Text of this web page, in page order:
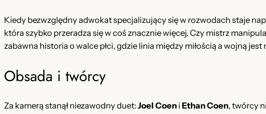
w
o
ć
Kiedy bezwzględny adwokat specjalizujący się w rozwodach staje
która szybko przeradza się w coś znacznie więcej. Czy mistrz
zabawna historia o walce płci, gdzie linia między miłością a wojną jest
Obsada i twórcy
Za kamerą stanął niezawodny duet: Joel Coen i Ethan Coen, twórcy